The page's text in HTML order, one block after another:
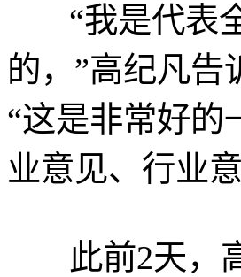
“我是代表全
的，”高纪凡告
“这是非常好的
业意见、行业
此前2天，高